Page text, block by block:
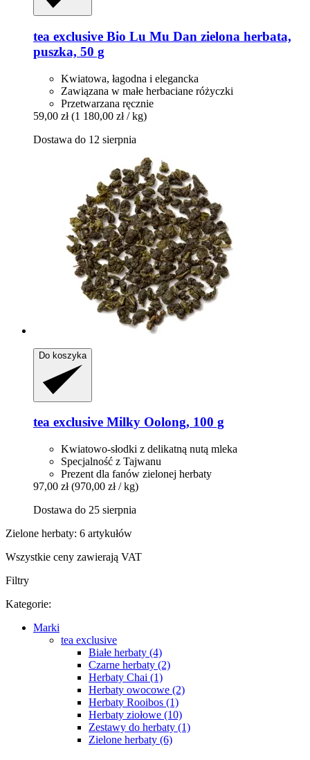
tea exclusive Bio Lu Mu Dan zielona herbata,
puszka, 50 g
Kwiatowa, łagodna i elegancka
Zawiązana w małe herbaciane różyczki
Przetwarzana ręcznie
59,00 zł (1 180,00 zł / kg)
Dostawa do 12 sierpnia
Do koszyka
tea exclusive Milky Oolong, 100 g
Kwiatowo-słodki z delikatną nutą mleka
Specjalność z Tajwanu
Prezent dla fanów zielonej herbaty
97,00 zł (970,00 zł / kg)
Dostawa do 25 sierpnia
Zielone herbaty: 6 artykułów
Wszystkie ceny zawierają VAT
Filtry
Kategorie:
Marki
tea exclusive
Białe herbaty (4)
Czarne herbaty (2)
Herbaty Chai (1)
Herbaty owocowe (2)
Herbaty Rooibos (1)
Herbaty ziołowe (10)
Zestawy do herbaty (1)
Zielone herbaty (6)